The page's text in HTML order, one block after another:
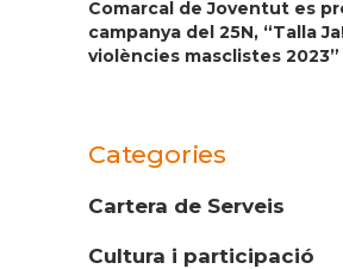
Comarcal de Joventut es
campanya del 25N, “Talla
violències masclistes 2023”
Categories
Cartera de Serveis
Cultura i participació